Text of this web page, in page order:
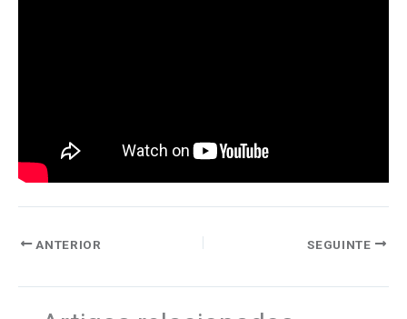
ANTERIOR SEGUINTE